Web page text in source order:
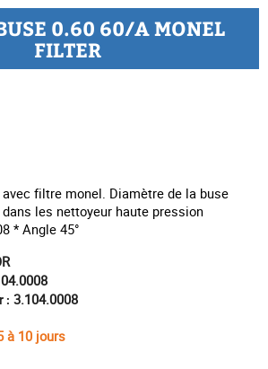
0.60 60/A MONEL
FILTER
avec filtre monel. Diamètre de la buse
les nettoyeur haute pression
* Angle 45°
: 3.104.0008
à 10 jours